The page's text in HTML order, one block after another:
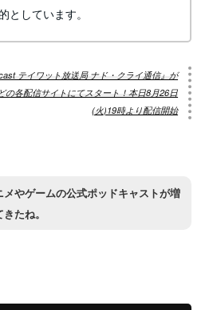
としています。
テイワット放送局 ナド・クライ通信』が
の各配信サイトにてスタート！本日8月26日
(火)19時より配信開始
メやゲームの公式ポッドキャストが増
きたね。